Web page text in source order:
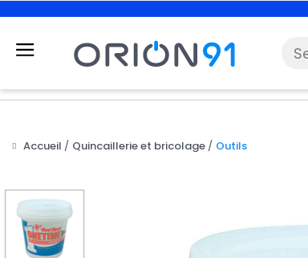
Accueil Quincaillerie et bricolage Outils